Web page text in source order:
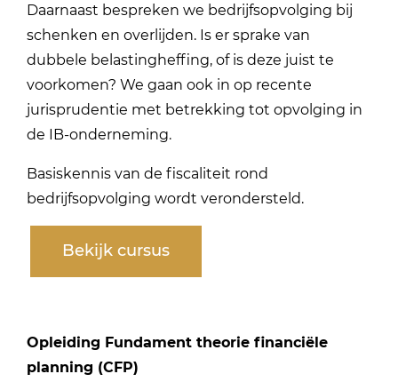
Daarnaast bespreken we bedrijfsopvolging bij
schenken en overlijden. Is er sprake van
dubbele belastingheffing, of is deze juist te
voorkomen? We gaan ook in op recente
jurisprudentie met betrekking tot opvolging in
de IB-onderneming.
Basiskennis van de fiscaliteit rond
bedrijfsopvolging wordt verondersteld.
Bekijk cursus
Opleiding Fundament theorie financiële
planning (CFP)